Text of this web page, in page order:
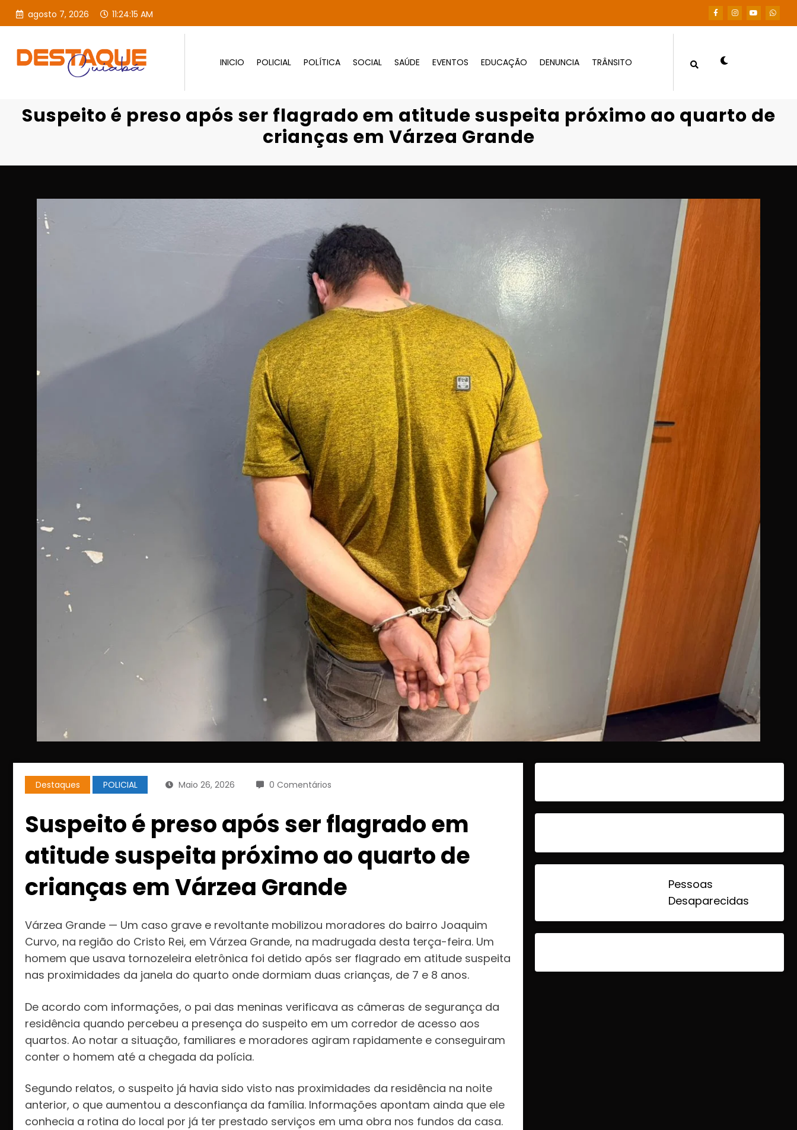
agosto 7, 2026 11:24:17 AM
INICIO POLICIAL POLÍTICA SOCIAL SAÚDE EVENTOS EDUCAÇÃO DENUNCIA TRÂNSITO
Suspeito é preso após ser flagrado em atitude suspeita próximo ao quarto de
crianças em Várzea Grande
Destaques POLICIAL Maio 26, 2026 0 Comentários
Suspeito é preso após ser flagrado em
atitude suspeita próximo ao quarto de
crianças em Várzea Grande
Várzea Grande — Um caso grave e revoltante mobilizou moradores do bairro Joaquim
Curvo, na região do Cristo Rei, em Várzea Grande, na madrugada desta terça-feira. Um
homem que usava tornozeleira eletrônica foi detido após ser flagrado em atitude suspeita
nas proximidades da janela do quarto onde dormiam duas crianças, de 7 e 8 anos.
De acordo com informações, o pai das meninas verificava as câmeras de segurança da
residência quando percebeu a presença do suspeito em um corredor de acesso aos
quartos. Ao notar a situação, familiares e moradores agiram rapidamente e conseguiram
conter o homem até a chegada da polícia.
Segundo relatos, o suspeito já havia sido visto nas proximidades da residência na noite
anterior, o que aumentou a desconfiança da família. Informações apontam ainda que ele
conhecia a rotina do local por já ter prestado serviços em uma obra nos fundos da casa.
Pessoas
Desaparecidas